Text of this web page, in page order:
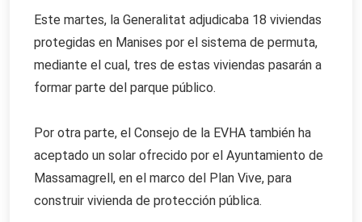
Este martes, la Generalitat adjudicaba 18 viviendas
protegidas en Manises por el sistema de permuta,
mediante el cual, tres de estas viviendas pasarán a
formar parte del parque público.
Por otra parte, el Consejo de la EVHA también ha
aceptado un solar ofrecido por el Ayuntamiento de
Massamagrell, en el marco del Plan Vive, para
construir vivienda de protección pública.